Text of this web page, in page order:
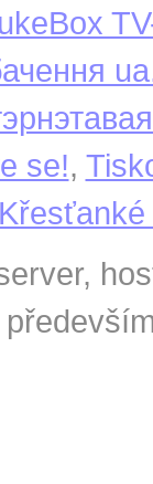
se!,
Křesťanké